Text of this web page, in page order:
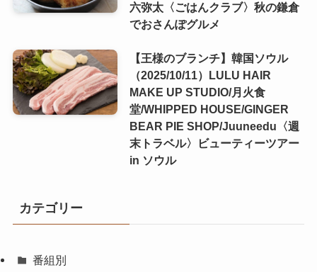
六弥太〈ごはんクラブ〉秋の鎌倉
でおさんぽグルメ
【王様のブランチ】韓国ソウル
（2025/10/11）LULU HAIR
MAKE UP STUDIO/月火食
堂/WHIPPED HOUSE/GINGER
BEAR PIE SHOP/Juuneedu〈週
末トラベル〉ビューティーツアー
in ソウル
カテゴリー
番組別